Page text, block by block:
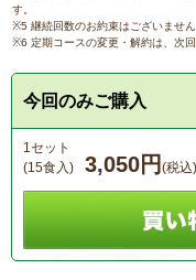
す。
※5 継続回数のお約束はございません
※6 定期コースの変更・解約は、次
今回のみご購入
1セット
(15食入)
3,050円(税込)